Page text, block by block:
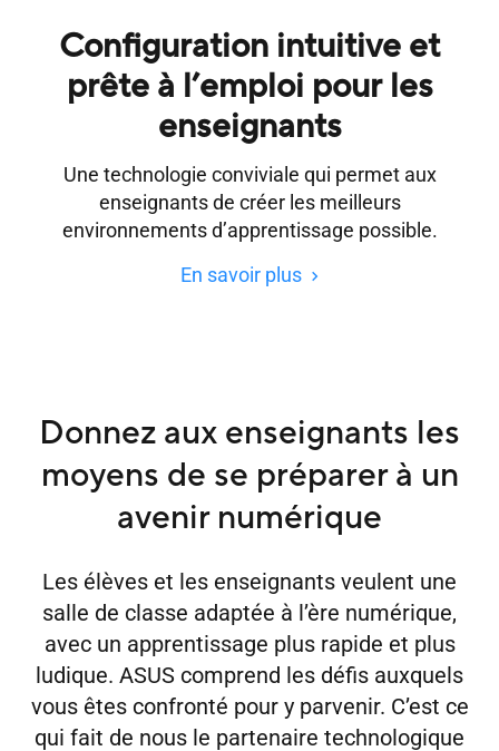
Configuration intuitive et
prête à l’emploi pour les
enseignants
Une technologie conviviale qui permet aux
enseignants de créer les meilleurs
environnements d’apprentissage possible.
En savoir plus
Donnez aux enseignants les
moyens de se préparer à un
avenir numérique
Les élèves et les enseignants veulent une
salle de classe adaptée à l’ère numérique,
avec un apprentissage plus rapide et plus
ludique. ASUS comprend les défis auxquels
vous êtes confronté pour y parvenir. C’est ce
qui fait de nous le partenaire technologique